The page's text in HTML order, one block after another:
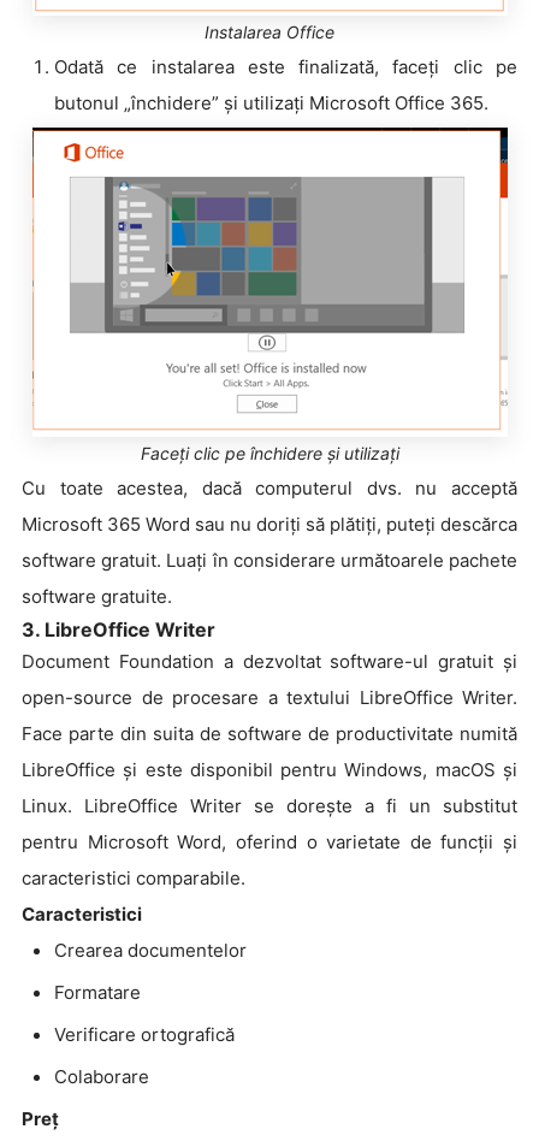
Instalarea Office
Odată ce instalarea este finalizată, faceți clic pe
butonul „închidere” și utilizați Microsoft Office 365.
Faceți clic pe închidere și utilizați
Cu toate acestea, dacă computerul dvs. nu acceptă
Microsoft 365 Word sau nu doriți să plătiți, puteți descărca
software gratuit. Luați în considerare următoarele pachete
software gratuite.
3. LibreOffice Writer
Document Foundation a dezvoltat software-ul gratuit și
open-source de procesare a textului LibreOffice Writer.
Face parte din suita de software de productivitate numită
LibreOffice și este disponibil pentru Windows, macOS și
Linux. LibreOffice Writer se dorește a fi un substitut
pentru Microsoft Word, oferind o varietate de funcții și
caracteristici comparabile.
Caracteristici
Crearea documentelor
Formatare
Verificare ortografică
Colaborare
Preţ